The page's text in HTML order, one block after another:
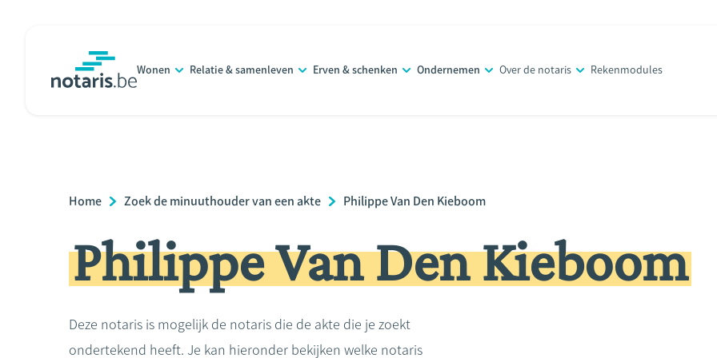
Wonen Relatie & samenleven Erven & schenken Ondernemen Over de notaris Rekenmodules
Breadcrumb
Home Zoek de minuuthouder van een akte Philippe Van Den Kieboom
Philippe Van Den Kieboom
Deze notaris is mogelijk de notaris die de akte die je zoekt
ondertekend heeft. Je kan hieronder bekijken welke notaris